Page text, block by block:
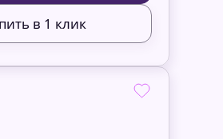
в 1 клик